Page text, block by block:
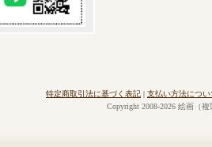
特定商取引法に基づく表記 | 支払い方法につい
Copyright 2008-2026 絵画（